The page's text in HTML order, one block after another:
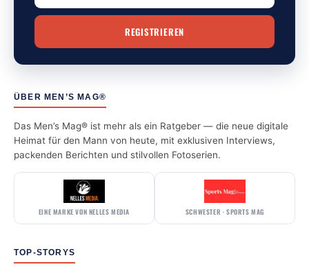
ÜBER MEN’S MAG®
Das Men’s Mag® ist mehr als ein Ratgeber — die neue digitale
Heimat für den Mann von heute, mit exklusiven Interviews,
packenden Berichten und stilvollen Fotoserien.
EINE MARKE VON NELLES MEDIA SCHWESTER · SPORTS MAG
TOP-STORYS